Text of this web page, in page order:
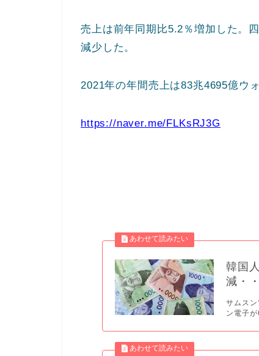
売上は前年同期比5.2％増加した。
減少した。
2021年の年間売上は83兆4695億ウ
https://naver.me/FLKsRJ3G
韓国
減・
サムス
ン電子